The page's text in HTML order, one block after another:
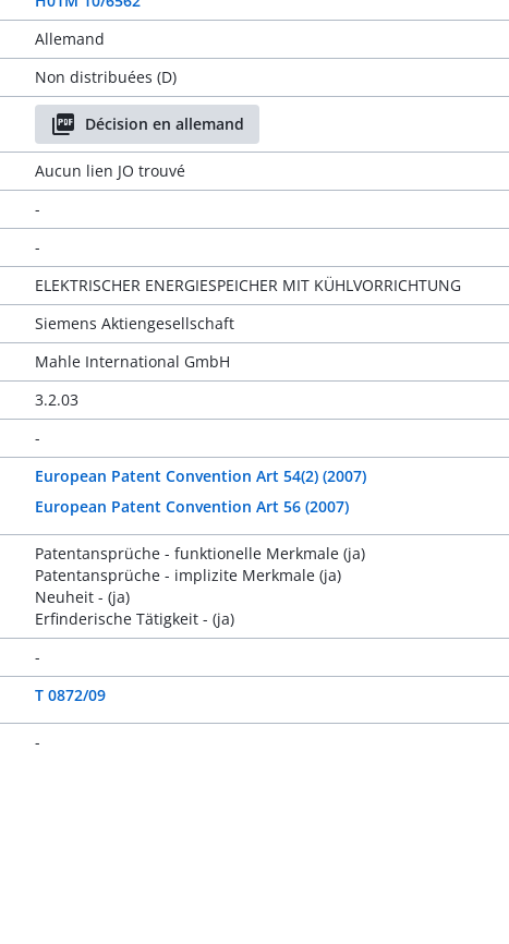
Allemand
Non distribuées (D)
Décision en allemand
Aucun lien JO trouvé
-
-
ELEKTRISCHER ENERGIESPEICHER MIT KÜHLVORRICHTUNG
Siemens Aktiengesellschaft
Mahle International GmbH
3.2.03
-
European Patent Convention Art 54(2) (2007)
European Patent Convention Art 56 (2007)
Patentansprüche - funktionelle Merkmale (ja)
Patentansprüche - implizite Merkmale (ja)
Neuheit - (ja)
Erfinderische Tätigkeit - (ja)
-
T 0872/09
-